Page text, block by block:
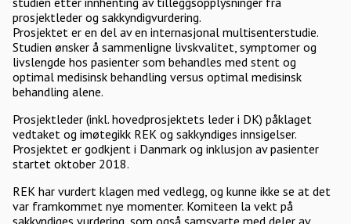
prosjektleder og sakkyndigvurdering.
Prosjektet er en del av en internasjonal multisenterstudie.
Studien ønsker å sammenligne livskvalitet, symptomer og
livslengde hos pasienter som behandles med stent og
optimal medisinsk behandling versus optimal medisinsk
behandling alene.
Prosjektleder (inkl. hovedprosjektets leder i DK) påklaget
vedtaket og imøtegikk REK og sakkyndiges innsigelser.
Prosjektet er godkjent i Danmark og inklusjon av pasienter
startet oktober 2018.
REK har vurdert klagen med vedlegg, og kunne ikke se at det
var framkommet nye momenter. Komiteen la vekt på
sakkyndiges vurdering, som også samsvarte med deler av